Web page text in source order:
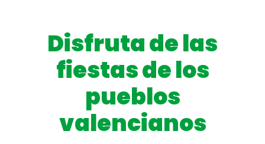
Disfruta de las
fiestas de los
pueblos
valencianos